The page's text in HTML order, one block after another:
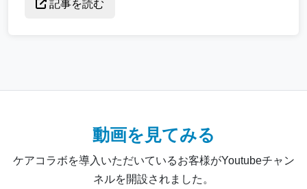
記事を読む
動画を見てみる
ケアコラボを導入いただいているお客様がYoutubeチャン
ネルを開設されました。